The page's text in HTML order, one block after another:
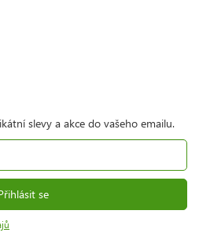
slevy a akce do vašeho emailu.
se